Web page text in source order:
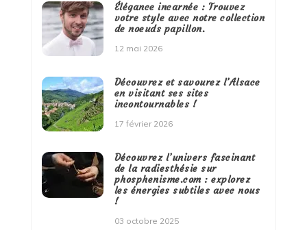
Élégance incarnée : Trouvez
votre style avec notre collection
de noeuds papillon.
12 mai 2026
Découvrez et savourez l’Alsace
en visitant ses sites
incontournables !
17 février 2026
Découvrez l’univers fascinant
de la radiesthésie sur
phosphenisme.com : explorez
les énergies subtiles avec nous
!
03 octobre 2025